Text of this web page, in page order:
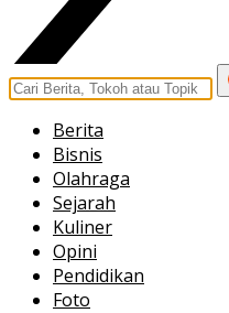
Berita
Bisnis
Olahraga
Sejarah
Kuliner
Opini
Pendidikan
Foto